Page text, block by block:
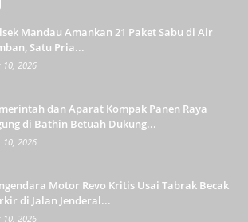
Mandau Amankan 21 Paket Sabu di Air
Satu Pria...
10, 2026
dan Aparat Kompak Panen Raya
di Bathin Betuah Dukung...
10, 2026
Motor Revo Kritis Usai Tabrak Becak
di Jalan Jenderal...
10, 2026